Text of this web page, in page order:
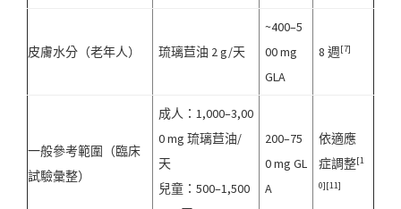
皮膚水分（老年人） 琉璃苣油 2 g/天
~400–5
00 mg
GLA
8 週[7]
一般參考範圍（臨床
試驗彙整）
成人：1,000–3,00
0 mg 琉璃苣油/
天
兒童：500–1,500
200–75
0 mg GL
A
依適應
症調整[1
0][11]